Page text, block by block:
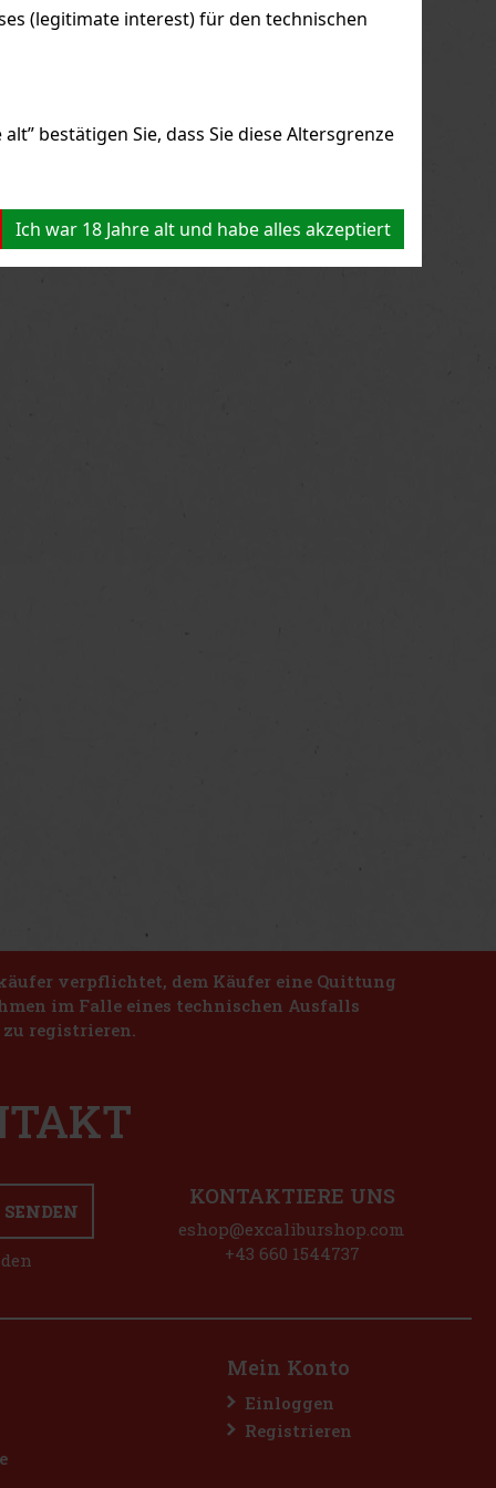
(legitimate interest) für den technischen
bestätigen Sie, dass Sie diese Altersgrenze
Ich war 18 Jahre alt und habe alles akzeptiert
verpflichtet, dem Käufer eine Quittung
im Falle eines technischen Ausfalls
registrieren.
SENDEN
KONTAKTIERE UNS
eshop@excaliburshop.com
+43 660 1544737
Mein Konto
Einloggen
Registrieren